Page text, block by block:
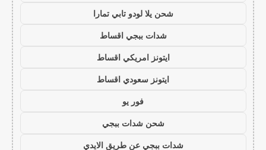
شحن يلا لودو تابي تمارا
شدات ببجي اقساط
ايتونز امريكي اقساط
ايتونز سعودي اقساط
فور يو
شحن شدات ببجي
شدات ببجي عن طريق الايدي